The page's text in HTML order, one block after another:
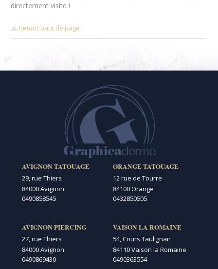
directement visite !
Retour haut de page
AVIGNON TATOUAGE
29, rue Thiers
84000 Avignon
0490858545
AVIGNON PIERCING
27, rue Thiers
84000 Avignon
0490869430
ORANGE TATOUAGE
12 rue de Tourre
84100 Orange
0432850505
VAISON LA ROMAINE
54, Cours Taulignan
84110 Vaison la Romaine
0490363554